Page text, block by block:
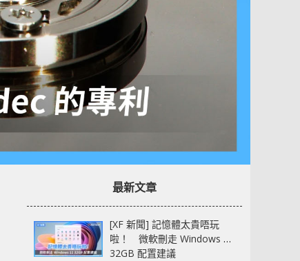
最新文章
[XF 新聞] 記憶體太貴唔玩
啦！ 微軟刪走 Windows 11
32GB 配置建議